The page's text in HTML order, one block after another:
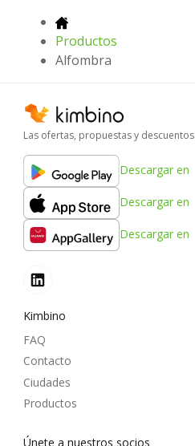
Productos
Alfombra
Las ofertas, propuestas y descuentos
Descargar en
Descargar en
Descargar en
Kimbino
FAQ
Contacto
Ciudades
Productos
Únete a nuestros socios